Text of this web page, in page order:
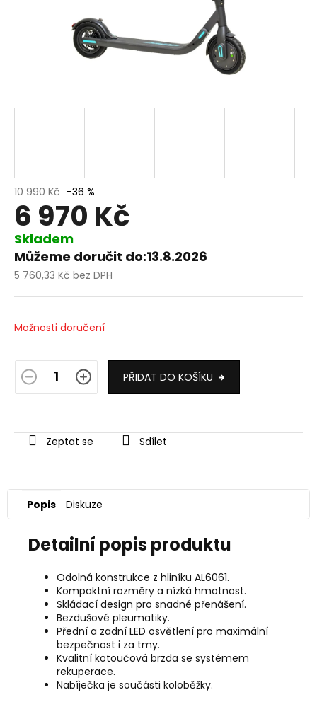
10 990 Kč –36 %
6 970 Kč
Skladem
Můžeme doručit do:13.8.2026
5 760,33 Kč bez DPH
Měrná
Možnosti doručení
PŘIDAT DO KOŠÍKU
Zeptat se Sdílet
Popis Diskuze
Detailní popis produktu
Odolná konstrukce z hliníku AL6061.
Kompaktní rozměry a nízká hmotnost.
Skládací design pro snadné přenášení.
Bezdušové pleumatiky.
Přední a zadní LED osvětlení pro maximální
bezpečnost i za tmy.
Kvalitní kotoučová brzda se systémem
rekuperace.
Nabíječka je součásti koloběžky.